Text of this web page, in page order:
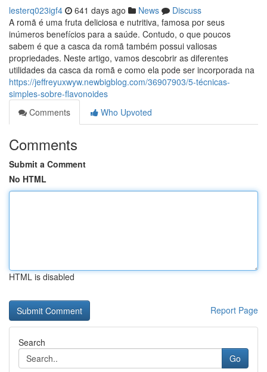
lesterq023igf4 641 days ago News
Discuss
A romã é uma fruta deliciosa e nutritiva, famosa por seus
inúmeros benefícios para a saúde. Contudo, o que poucos
sabem é que a casca da romã também possui valiosas
propriedades. Neste artigo, vamos descobrir as diferentes
utilidades da casca da romã e como ela pode ser incorporada na
https://jeffreyuxwyw.newbigblog.com/36907903/5-técnicas-
simples-sobre-flavonoides
Comments
Who Upvoted
Comments
Submit a Comment
No HTML
HTML is disabled
Report Page
Search
Go